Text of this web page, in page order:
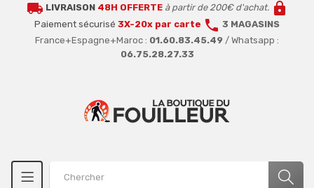
local_shipping LIVRAISON 48H OFFERTE à partir de 200€ d'achat. lock
Paiement sécurisé 3X-20x par carte call 3 MAGASINS
France+Espagne+Maroc : 01.60.83.45.49 / Whatsapp :
06.75.28.27.33